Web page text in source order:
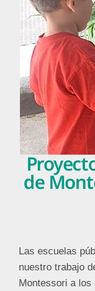
de
Las escuelas
nuestro trabajo
Montessori a los